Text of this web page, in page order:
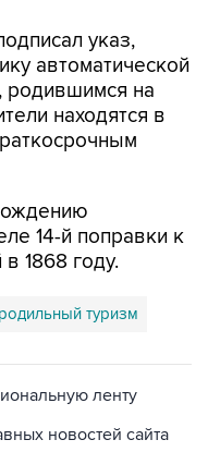
указ,
автоматической
родившимся на
находятся в
14-й поправки к
1868 году.
родильный туризм
ленту
новостей сайта